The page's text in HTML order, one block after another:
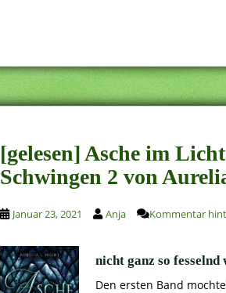
[gelesen] Asche im
Schwingen 2 von
Januar 23, 2021 Anja Kommentar
nicht ganz so fesselnd
Den ersten Band